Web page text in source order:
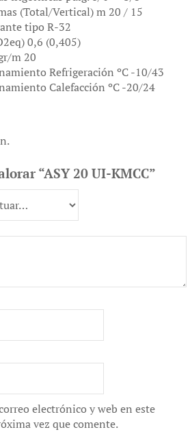
(Total/Vertical) m 20 / 15
tipo R-32
0,6 (0,405)
m 20
Refrigeración ºC -10/43
Calefacción ºC -20/24
“ASY 20 UI-KMCC”
electrónico y web en este
vez que comente.